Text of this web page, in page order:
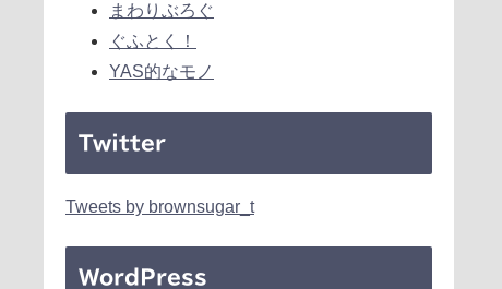
まわりぶろぐ
ぐふとく！
YAS的なモノ
Twitter
Tweets by brownsugar_t
WordPress